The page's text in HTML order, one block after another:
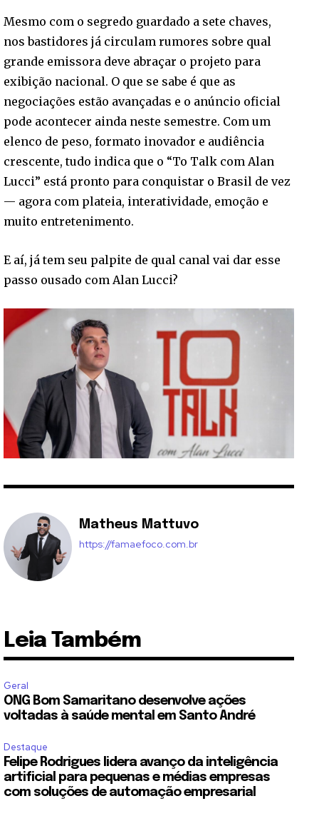
Mesmo com o segredo guardado a sete chaves,
nos bastidores já circulam rumores sobre qual
grande emissora deve abraçar o projeto para
exibição nacional. O que se sabe é que as
negociações estão avançadas e o anúncio oficial
pode acontecer ainda neste semestre. Com um
elenco de peso, formato inovador e audiência
crescente, tudo indica que o “To Talk com Alan
Lucci” está pronto para conquistar o Brasil de vez
— agora com plateia, interatividade, emoção e
muito entretenimento.
E aí, já tem seu palpite de qual canal vai dar esse
passo ousado com Alan Lucci?
Matheus Mattuvo
https://famaefoco.com.br
Leia Também
Geral
ONG Bom Samaritano desenvolve ações
voltadas à saúde mental em Santo André
Destaque
Felipe Rodrigues lidera avanço da inteligência
artificial para pequenas e médias empresas
com soluções de automação empresarial